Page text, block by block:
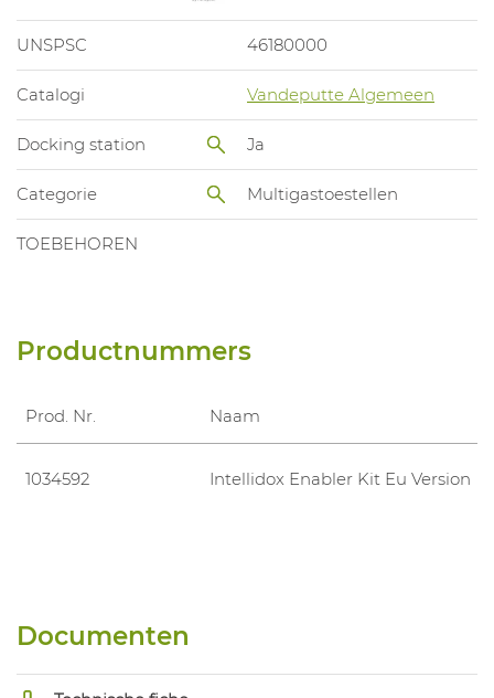
UNSPSC 46180000
Catalogi Vandeputte Algemeen
Docking station Ja
Categorie Multigastoestellen
TOEBEHOREN
Productnummers
Prod. Nr. Naam
1034592 Intellidox Enabler Kit Eu Version
Documenten